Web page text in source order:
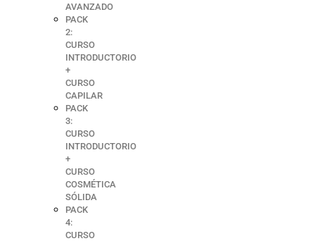
AVANZADO
PACK
2:
CURSO
INTRODUCTORIO
+
CURSO
CAPILAR
PACK
3:
CURSO
INTRODUCTORIO
+
CURSO
COSMÉTICA
SÓLIDA
PACK
4:
CURSO